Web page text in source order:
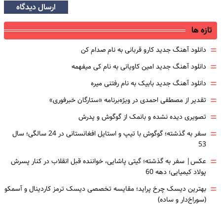
ارسال دیدگاه
تازه ها
= دانلود آهنگ جدید کارو قربانی به نام صدام کن
= دانلود آهنگ جدید امین کاویانی به نام کی میفهمه
= دانلود آهنگ جدید بابیک به نام رفتنی میره
= تقدیر از مصطفی احمدی در ویژه‌برنامه «ستارگان خبرفوری»
= تصویری دیده نشده و بانمک از گوگوش و پدرش
=
سفر به گذشته؛ گوگوش با تیپ و استایل افغانستانی در 24 سالگی؛ سال
53
= عکس| سفر به گذشته؛ گیتی پاشایی، خواننده قبل انقلاب در کنار پسرش
پولاد کیمیایی؛ دهه 60
= بهترین دیسک چرخ پراید؛ مقایسه تخصصی دیسک ترمز کاردینال و آسمکو
(سوراخ‌دار و ساده)